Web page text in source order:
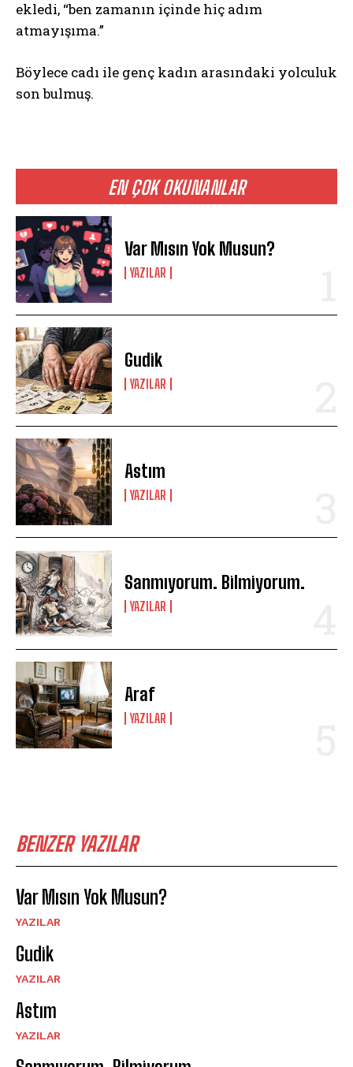
EN ÇOK OKUNANLAR
Var Mısın Yok Musun?
YAZILAR
Gudik
YAZILAR
Astım
YAZILAR
Sanmıyorum. Bilmiyorum.
YAZILAR
Araf
YAZILAR
BENZER YAZILAR
Var Mısın Yok Musun?
YAZILAR
Gudik
YAZILAR
Astım
YAZILAR
ekledi, “ben zamanın içinde hiç adım
atmayışıma.”
Böylece cadı ile genç kadın arasındaki yolculuk
son bulmuş.